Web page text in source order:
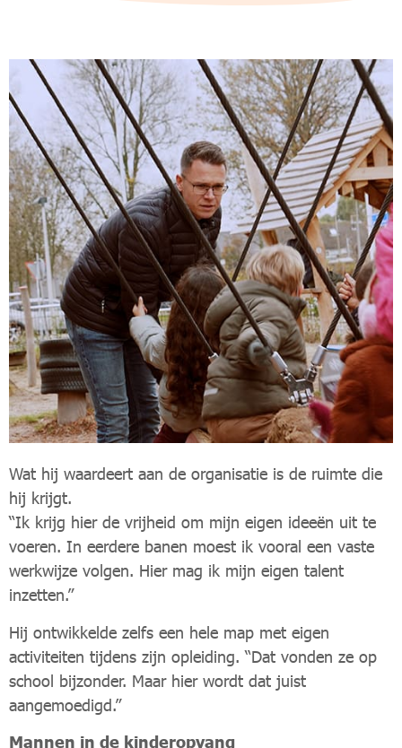
Wat hij waardeert aan de organisatie is de ruimte die
hij krijgt.
“Ik krijg hier de vrijheid om mijn eigen ideeën uit te
voeren. In eerdere banen moest ik vooral een vaste
werkwijze volgen. Hier mag ik mijn eigen talent
inzetten.”
Hij ontwikkelde zelfs een hele map met eigen
activiteiten tijdens zijn opleiding. “Dat vonden ze op
school bijzonder. Maar hier wordt dat juist
aangemoedigd.”
Mannen in de kinderopvang